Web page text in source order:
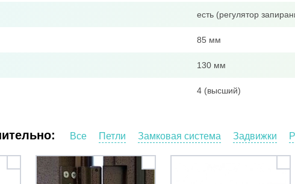
есть (регулятор
85 мм
130 мм
4 (высший)
Все Петли Замковая система Задвижки